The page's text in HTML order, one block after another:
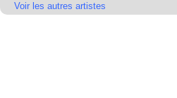
Voir les autres artistes